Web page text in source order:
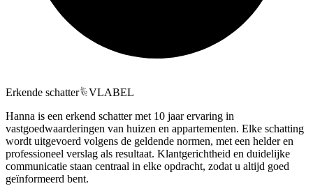
Erkende schatter
VLABEL
Hanna is een erkend schatter met 10 jaar ervaring in
vastgoedwaarderingen van huizen en appartementen. Elke schatting
wordt uitgevoerd volgens de geldende normen, met een helder en
professioneel verslag als resultaat. Klantgerichtheid en duidelijke
communicatie staan centraal in elke opdracht, zodat u altijd goed
geïnformeerd bent.